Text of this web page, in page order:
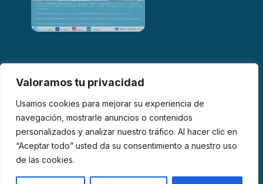
Valoramos tu privacidad
Usamos cookies para mejorar su experiencia de
navegación, mostrarle anuncios o contenidos
personalizados y analizar nuestro tráfico. Al hacer clic en
“Aceptar todo” usted da su consentimiento a nuestro uso
de las cookies.
© 2026 AFIBROM. Todos los derechos reservados.